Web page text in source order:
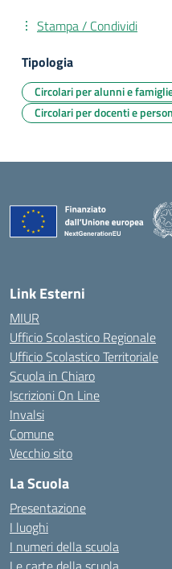
Stampa / Condividi
Tipologia
Circolari per alunni e
Circolari per docenti e
Link Esterni
MIUR
Ufficio Scolastico Regionale
Ufficio Scolastico Territoriale
Scuola in Chiaro
Iscrizioni On Line
Invalsi
Comune
Vecchio sito
La Scuola
Presentazione
I luoghi
I numeri della scuola